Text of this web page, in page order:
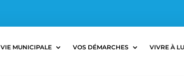
VIE MUNICIPALE VOS DÉMARCHES VIVRE À